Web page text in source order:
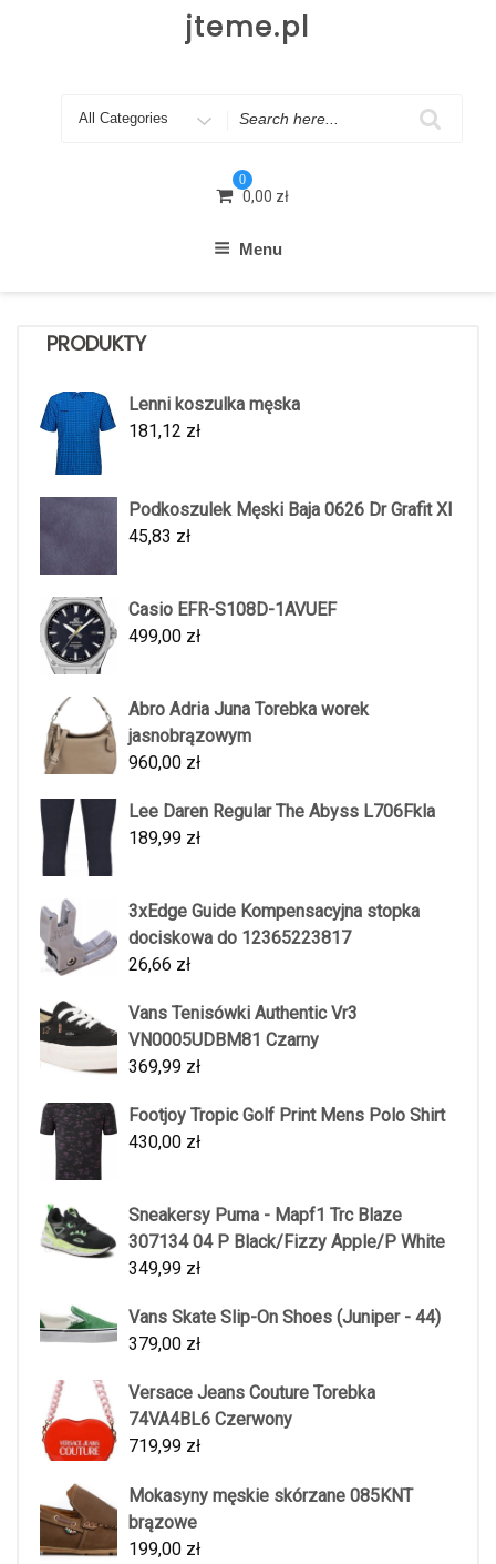
jteme.pl
Search
0
0,00 zł
Menu
PRODUKTY
Lenni koszulka męska
181,12 zł
Podkoszulek Męski Baja 0626 Dr Grafit Xl
45,83 zł
Casio EFR-S108D-1AVUEF
499,00 zł
Abro Adria Juna Torebka worek
jasnobrązowym
960,00 zł
Lee Daren Regular The Abyss L706Fkla
189,99 zł
3xEdge Guide Kompensacyjna stopka
dociskowa do 12365223817
26,66 zł
Vans Tenisówki Authentic Vr3
VN0005UDBM81 Czarny
369,99 zł
Footjoy Tropic Golf Print Mens Polo Shirt
430,00 zł
Sneakersy Puma - Mapf1 Trc Blaze
307134 04 P Black/Fizzy Apple/P White
349,99 zł
Vans Skate Slip-On Shoes (Juniper - 44)
379,00 zł
Versace Jeans Couture Torebka
74VA4BL6 Czerwony
719,99 zł
Mokasyny męskie skórzane 085KNT
brązowe
199,00 zł